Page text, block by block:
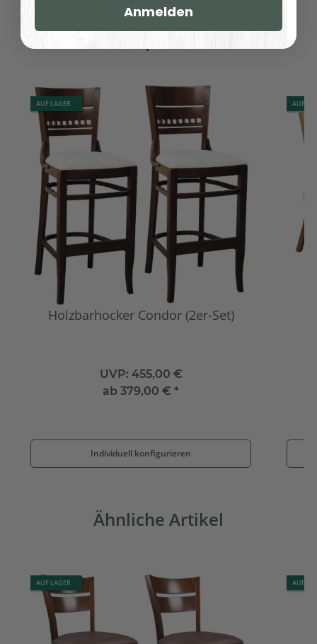
AUF LAGER
Holzbarhocker Condor (2er-Set)
UVP: 455,00 €
ab379,00 € *
Individuell konfigurieren
AUF
Ähnliche Artikel
AUF LAGER AUF
Anmelden